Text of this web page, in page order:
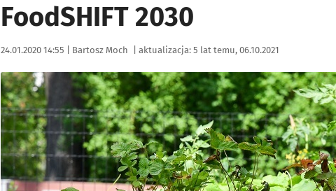
FoodSHIFT 2030
Data publikacji:
24.01.2020 14:55 | Autor:
Bartosz Moch aktualizacja: 5 lat temu, 06.10.2021
Kliknij, aby powiększyć